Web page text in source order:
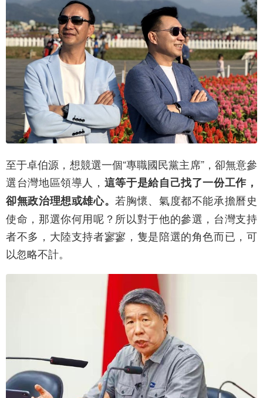
至于卓伯源，想競選一個“專職國民黨主席”，卻無意參
選台灣地區領導人， 這等于是給自己找了一份工作，
卻無政治理想或雄心。若胸懷、氣度都不能承擔曆史
使命，那選你何用呢？所以對于他的參選，台灣支持
者不多，大陸支持者寥寥，隻是陪選的角色而已，可
以忽略不計。